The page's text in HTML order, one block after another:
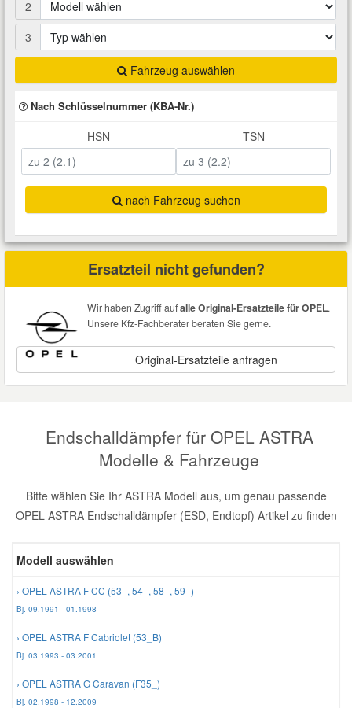
2
3
Fahrzeug auswählen
Nach Schlüsselnummer (KBA-Nr.)
HSN TSN
nach Fahrzeug suchen
Ersatzteil nicht gefunden?
Wir haben Zugriff aufalle Original-Ersatzteile für OPEL.
Unsere Kfz-Fachberater beraten Sie gerne.
Original-Ersatzteile anfragen
Endschalldämpfer für OPEL ASTRA
Modelle & Fahrzeuge
Bitte wählen Sie Ihr ASTRA Modell aus, um genau passende
OPEL ASTRA Endschalldämpfer (ESD, Endtopf) Artikel zu finden
Modell auswählen
› OPEL ASTRA F CC (53_, 54_, 58_, 59_)
Bj. 09.1991 - 01.1998
› OPEL ASTRA F Cabriolet (53_B)
Bj. 03.1993 - 03.2001
› OPEL ASTRA G Caravan (F35_)
Bj. 02.1998 - 12.2009
Heizung und Klimaanlage
Kraftstoffsystem
Kühlung
Lenkung
Motor
Karosserieteile
Räder und Reifen
Riementrieb
Scheibenreinigung
Zündanlage und Glühanlage
Montage
Reiniger
Rostlöser
Scheibenkleber
Schmiermittel
Total Motoröle
Druckluft Werkzeuge
Fahrwerk Werkzeuge
Halterung Abgasstrang
Handwerkzeuge
Kfz Spezialwerkzeuge
Leitungsverbinder
Motortechnik Werkzeuge
Prüf- und Messwerkzeuge
Reparatur-Zubehör
Glühlampen
Kfz-Pflege
Kofferraumwanne
Ladetechnik für Elektroautos
Marderschutz
Nachrüstwischer
Pannenhilfe
Reifen Zubehör
Schlüsselgehäuse
Winter-Autozubehör
VW Ersatzteile
Abarth Ersatzteile
Alfa Romeo Ersatzteile
Audi Ersatzteile
BMW Ersatzteile
Chevrolet Ersatzteile
Chrysler Ersatzteile
Cupra Ersatzteile
Dodge Ersatzteile
Honda Ersatzteile
Hyundai Ersatzteile
Jeep Ersatzteile
Kia Ersatzteile
Lancia Ersatzteile